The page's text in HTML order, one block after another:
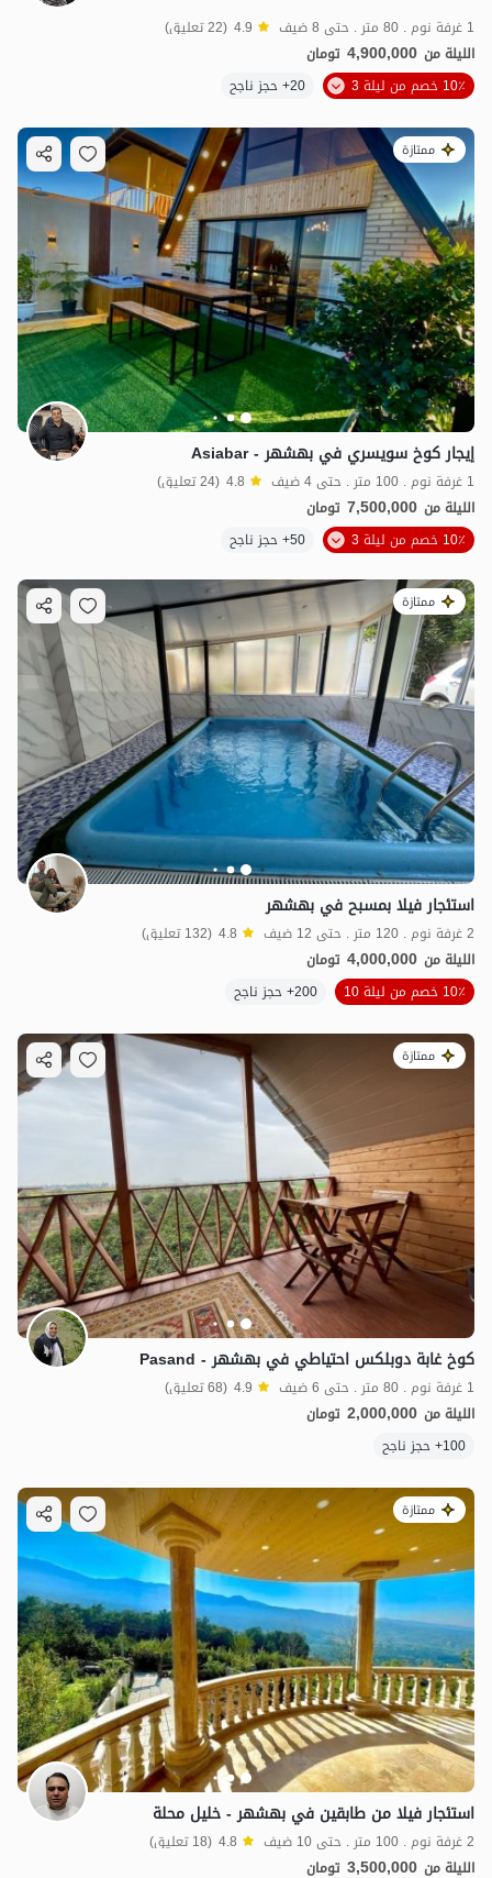
1 غرفة نوم . 80 متر . حتى 8 ضيف 4.9 (22 تعليق)
الليلة من 4,900,000 تومان
10٪ خصم من ليلة 3
20+ حجز ناجح
ممتازة
إيجار كوخ سويسري في بهشهر - Asiabar
1 غرفة نوم . 100 متر . حتى 4 ضيف 4.8 (24 تعليق)
الليلة من 7,500,000 تومان
10٪ خصم من ليلة 3
50+ حجز ناجح
ممتازة
استئجار فيلا بمسبح في بهشهر
2 غرفة نوم . 120 متر . حتى 12 ضيف 4.8 (132 تعليق)
الليلة من 4,000,000 تومان
10٪ خصم من ليلة 10
200+ حجز ناجح
ممتازة
كوخ غابة دوبلكس احتياطي في بهشهر - Pasand
1 غرفة نوم . 80 متر . حتى 6 ضيف 4.9 (68 تعليق)
الليلة من 2,000,000 تومان
100+ حجز ناجح
ممتازة
استئجار فيلا من طابقين في بهشهر - خليل محلة
2 غرفة نوم . 100 متر . حتى 10 ضيف 4.8 (18 تعليق)
الليلة من 3,500,000 تومان